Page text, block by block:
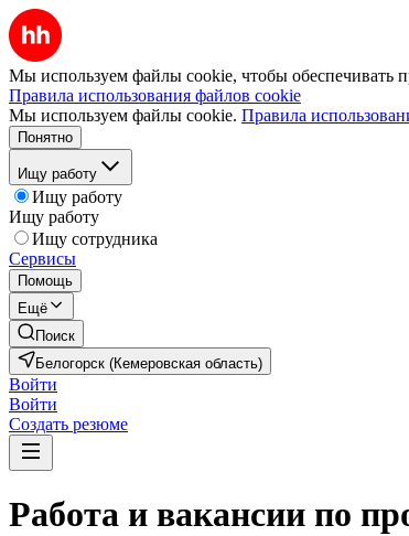
Мы используем файлы cookie, чтобы обеспечивать
Правила использования файлов cookie
Мы используем файлы cookie. Правила
Понятно
Ищу работу
Ищу работу
Ищу работу
Ищу сотрудника
Сервисы
Помощь
Ещё
Поиск
Белогорск (Кемеровская область)
Войти
Войти
Создать резюме
Работа и вакансии по